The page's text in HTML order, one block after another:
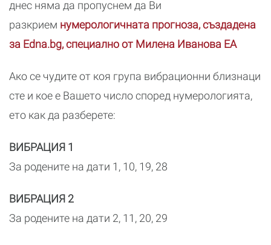
днес няма да пропуснем да Ви
разкрием нумерологичната прогноза, създадена
за Edna.bg, специално от Милена Иванова ЕА
Ако се чудите от коя група вибрационни близнаци
сте и кое е Вашето число според нумерологията,
ето как да разберете:
ВИБРАЦИЯ 1
За родените на дати 1, 10, 19, 28
ВИБРАЦИЯ 2
За родените на дати 2, 11, 20, 29